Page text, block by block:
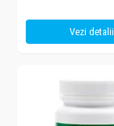
Vezi detalii